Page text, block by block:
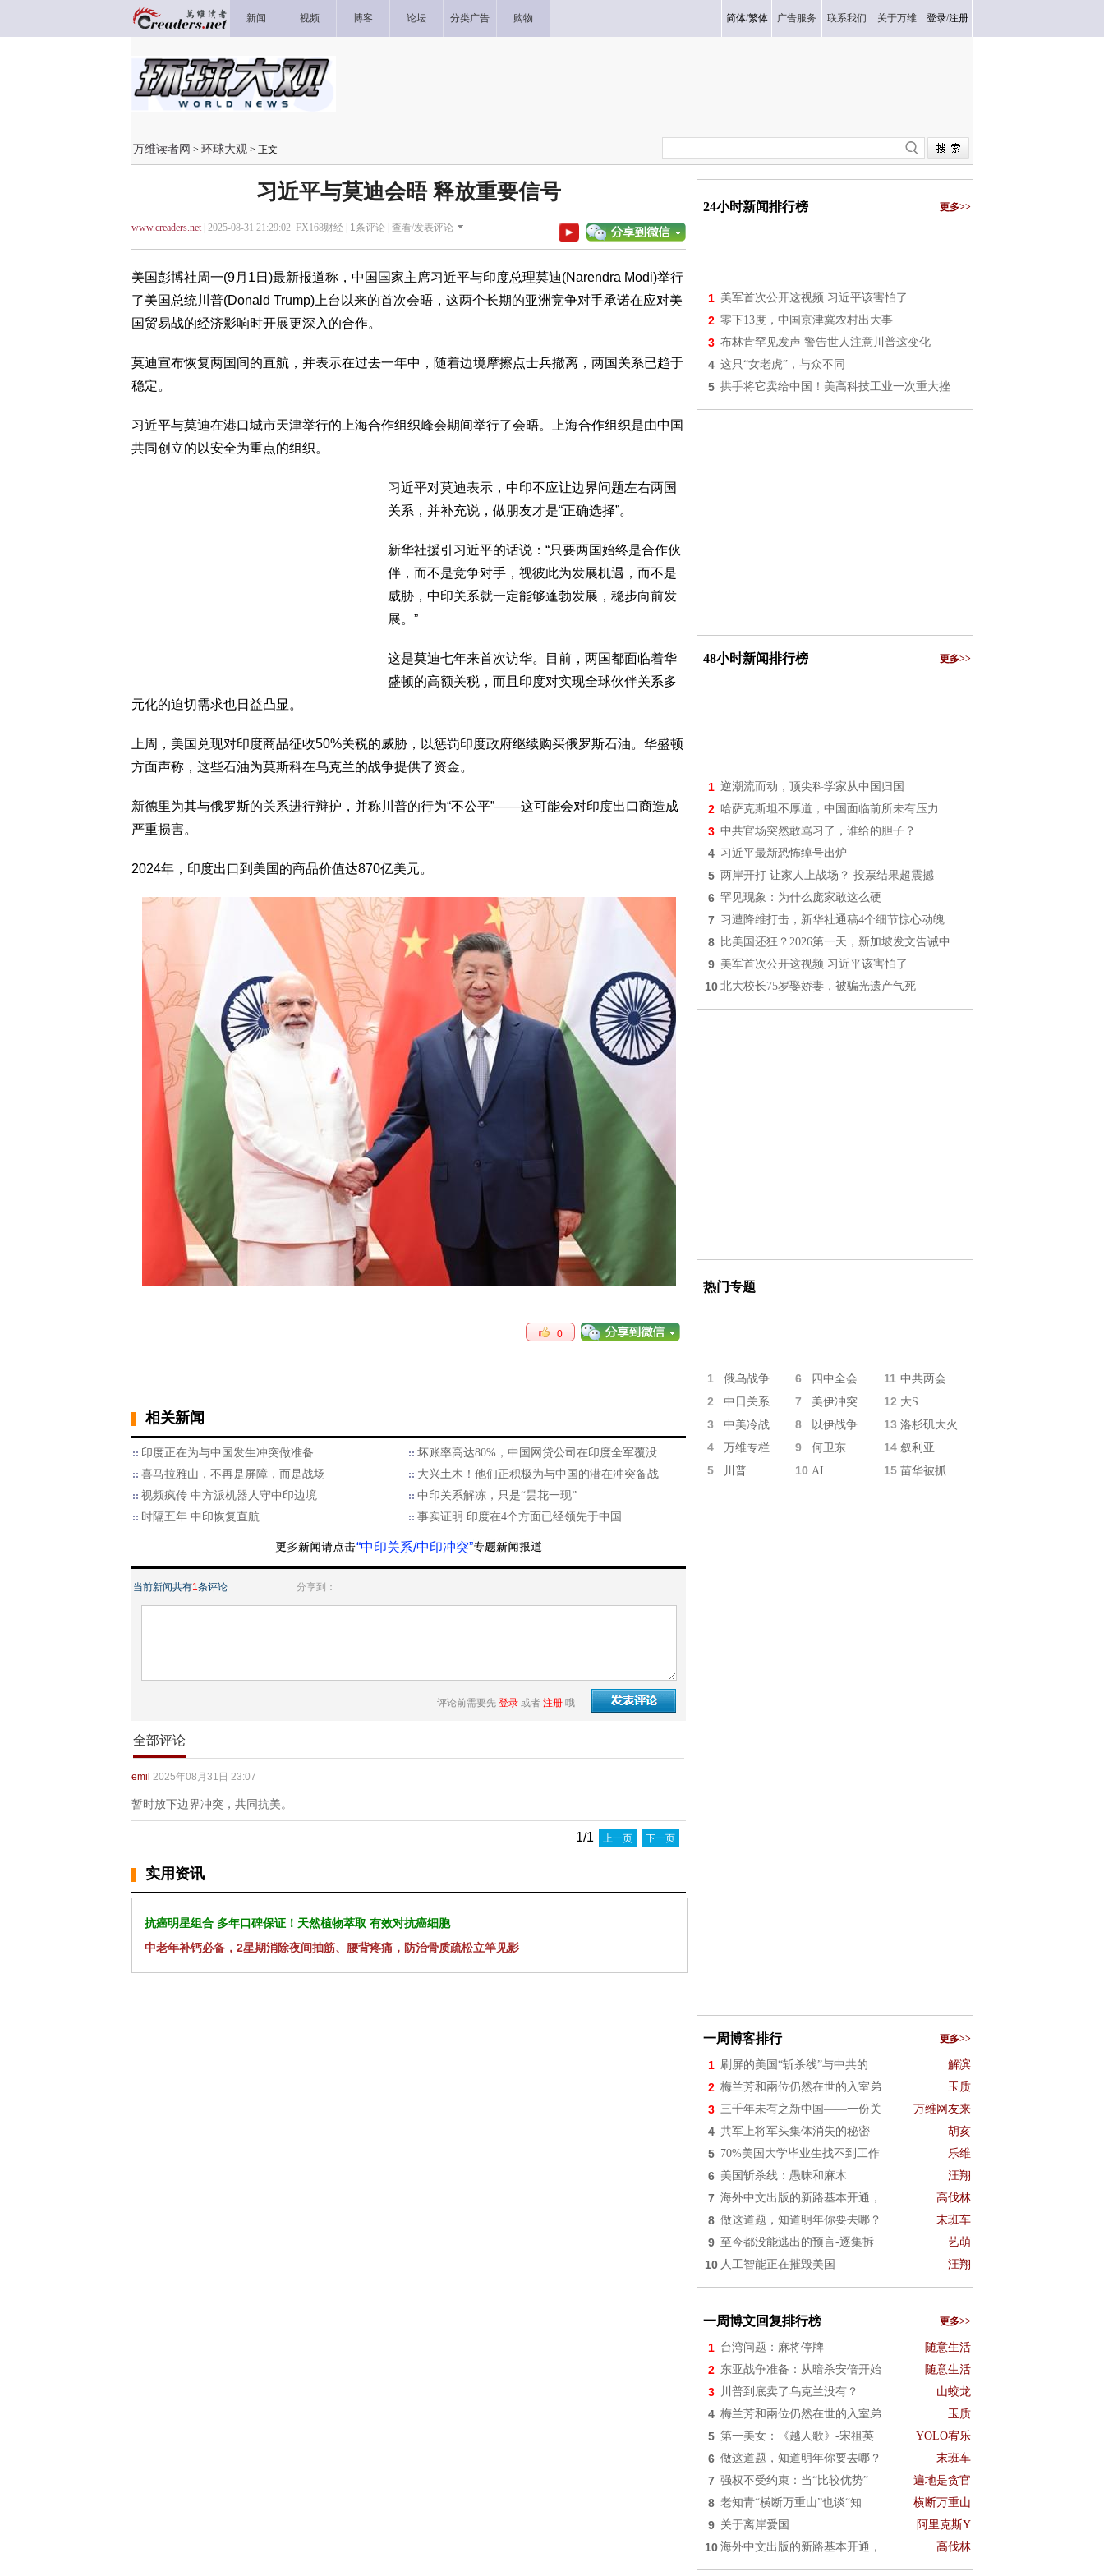
新闻 视频 博客 论坛 分类广告 购物 简体/繁体 广告服务 联系我们 关于万维 登录/注册
万维读者网 > 环球大观 > 正文
习近平与莫迪会晤 释放重要信号
www.creaders.net| 2025-08-31 21:29:02 FX168财经 | 1条评论 | 查看/发表评论
美国彭博社周一(9月1日)最新报道称，中国国家主席习近平与印度总理莫迪(Narendra Modi)举行
了美国总统川普(Donald Trump)上台以来的首次会晤，这两个长期的亚洲竞争对手承诺在应对美
国贸易战的经济影响时开展更深入的合作。
莫迪宣布恢复两国间的直航，并表示在过去一年中，随着边境摩擦点士兵撤离，两国关系已趋于
稳定。
习近平与莫迪在港口城市天津举行的上海合作组织峰会期间举行了会晤。上海合作组织是由中国
共同创立的以安全为重点的组织。
习近平对莫迪表示，中印不应让边界问题左右两国
关系，并补充说，做朋友才是“正确选择”。
新华社援引习近平的话说：“只要两国始终是合作伙
伴，而不是竞争对手，视彼此为发展机遇，而不是
威胁，中印关系就一定能够蓬勃发展，稳步向前发
展。”
这是莫迪七年来首次访华。目前，两国都面临着华
盛顿的高额关税，而且印度对实现全球伙伴关系多
元化的迫切需求也日益凸显。
上周，美国兑现对印度商品征收50%关税的威胁，以惩罚印度政府继续购买俄罗斯石油。华盛顿
方面声称，这些石油为莫斯科在乌克兰的战争提供了资金。
新德里为其与俄罗斯的关系进行辩护，并称川普的行为“不公平”——这可能会对印度出口商造成
严重损害。
2024年，印度出口到美国的商品价值达870亿美元。
0
相关新闻
印度正在为与中国发生冲突做准备
坏账率高达80%，中国网贷公司在印度全军覆没
喜马拉雅山，不再是屏障，而是战场
大兴土木！他们正积极为与中国的潜在冲突备战
视频疯传 中方派机器人守中印边境
中印关系解冻，只是“昙花一现”
时隔五年 中印恢复直航
事实证明 印度在4个方面已经领先于中国
“中印关系/中印冲突”
当前新闻共有1条评论 分享到：
评论前需要先 登录 或者 注册 哦
全部评论
emil 2025年08月31日 23:07
暂时放下边界冲突，共同抗美。
1/1 上一页 下一页
实用资讯
抗癌明星组合 多年口碑保证！天然植物萃取 有效对抗癌细胞
中老年补钙必备，2星期消除夜间抽筋、腰背疼痛，防治骨质疏松立竿见影
24小时新闻排行榜 更多>>
1 美军首次公开这视频 习近平该害怕了
2 零下13度，中国京津冀农村出大事
3 布林肯罕见发声 警告世人注意川普这变化
4 这只“女老虎”，与众不同
5 拱手将它卖给中国！美高科技工业一次重大挫
48小时新闻排行榜 更多>>
1 逆潮流而动，顶尖科学家从中国归国
2 哈萨克斯坦不厚道，中国面临前所未有压力
3 中共官场突然敢骂习了，谁给的胆子？
4 习近平最新恐怖绰号出炉
5 两岸开打 让家人上战场？ 投票结果超震撼
6 罕见现象：为什么庞家敢这么硬
7 习遭降维打击，新华社通稿4个细节惊心动魄
8 比美国还狂？2026第一天，新加坡发文告诫中
9 美军首次公开这视频 习近平该害怕了
10 北大校长75岁娶娇妻，被骗光遗产气死
热门专题
1 俄乌战争 6 四中全会 11 中共两会
2 中日关系 7 美伊冲突 12 大S
3 中美冷战 8 以伊战争 13 洛杉矶大火
4 万维专栏 9 何卫东 14 叙利亚
5 川普 10 AI 15 苗华被抓
一周博客排行 更多>>
1 刷屏的美国“斩杀线”与中共的 解滨
2 梅兰芳和兩位仍然在世的入室弟 玉质
3 三千年未有之新中国——一份关 万维网友来
4 共军上将军头集体消失的秘密 胡亥
5 70%美国大学毕业生找不到工作 乐维
6 美国斩杀线：愚昧和麻木 汪翔
7 海外中文出版的新路基本开通， 高伐林
8 做这道题，知道明年你要去哪？ 末班车
9 至今都没能逃出的预言-逐集拆 艺萌
10 人工智能正在摧毁美国 汪翔
一周博文回复排行榜 更多>>
1 台湾问题：麻将停牌 随意生活
2 东亚战争准备：从暗杀安倍开始 随意生活
3 川普到底卖了乌克兰没有？ 山蛟龙
4 梅兰芳和兩位仍然在世的入室弟 玉质
5 第一美女：《越人歌》-宋祖英 YOLO宥乐
6 做这道题，知道明年你要去哪？ 末班车
7 强权不受约束：当“比较优势” 遍地是贪官
8 老知青“横断万重山”也谈“知 横断万重山
9 关于离岸爱国 阿里克斯Y
10 海外中文出版的新路基本开通， 高伐林